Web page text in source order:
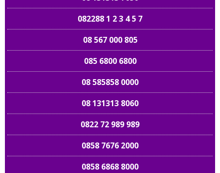
082288 1 2 3 4 5 7
08 567 000 805
085 6800 6800
08 585858 0000
08 131313 8060
0822 72 989 989
0858 7676 2000
0858 6868 8000